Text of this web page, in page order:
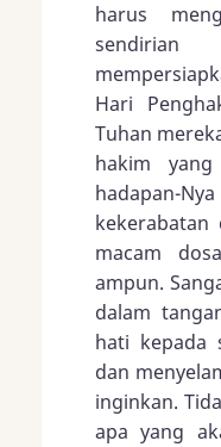
harus
Hari
Tuhan
hakim
hadapan-
kekerabatan
macam
ampun.
dalam
hati kepada
dan
inginkan.
apa yang